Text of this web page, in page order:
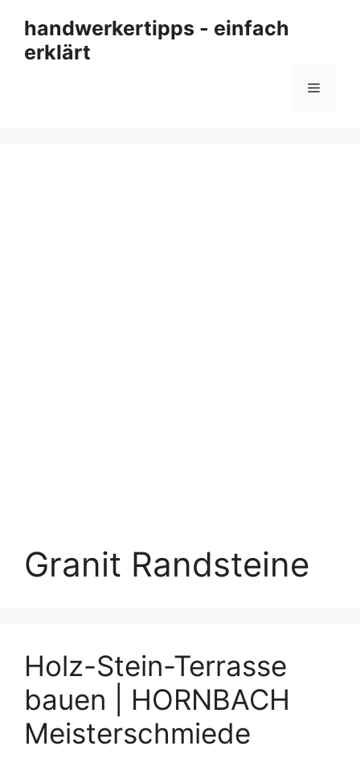
Inhalt
springen
handwerkertipps - einfach
erklärt
Menü
Granit Randsteine
Holz-Stein-Terrasse
bauen | HORNBACH
Meisterschmiede